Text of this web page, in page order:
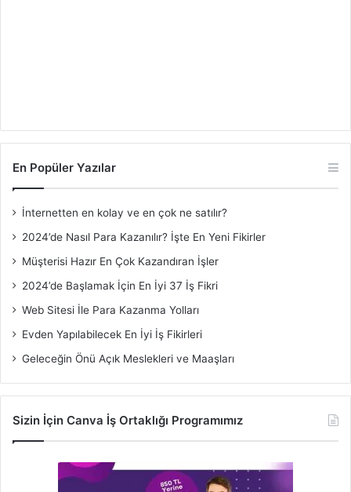
En Popüler Yazılar
İnternetten en kolay ve en çok ne satılır?
2024’de Nasıl Para Kazanılır? İşte En Yeni Fikirler
Müşterisi Hazır En Çok Kazandıran İşler
2024’de Başlamak İçin En İyi 37 İş Fikri
Web Sitesi İle Para Kazanma Yolları
Evden Yapılabilecek En İyi İş Fikirleri
Geleceğin Önü Açık Meslekleri ve Maaşları
Sizin İçin Canva İş Ortaklığı Programımız